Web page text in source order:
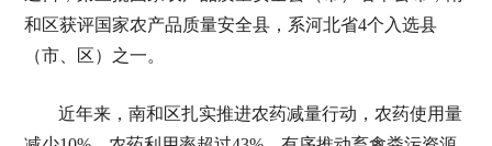
和区获评国家农产品质量安全县，系河北省4个入选县
（市、区）之一。
近年来，南和区扎实推进农药减量行动，农药使用量